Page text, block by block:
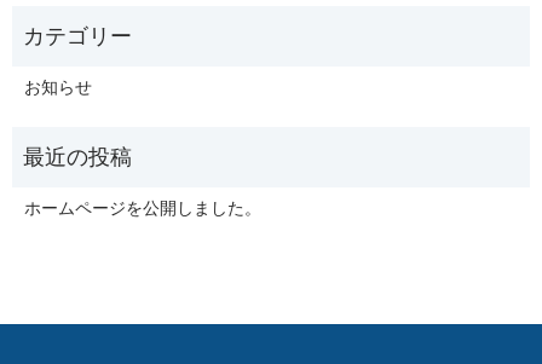
お知らせ
ホームページを公開しました。